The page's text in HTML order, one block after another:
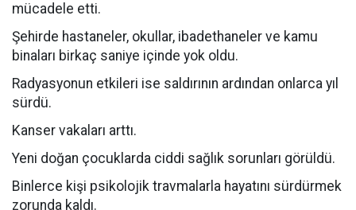
mücadele etti.
Şehirde hastaneler, okullar, ibadethaneler ve kamu
binaları birkaç saniye içinde yok oldu.
Radyasyonun etkileri ise saldırının ardından onlarca yıl
sürdü.
Kanser vakaları arttı.
Yeni doğan çocuklarda ciddi sağlık sorunları görüldü.
Binlerce kişi psikolojik travmalarla hayatını sürdürmek
zorunda kaldı.